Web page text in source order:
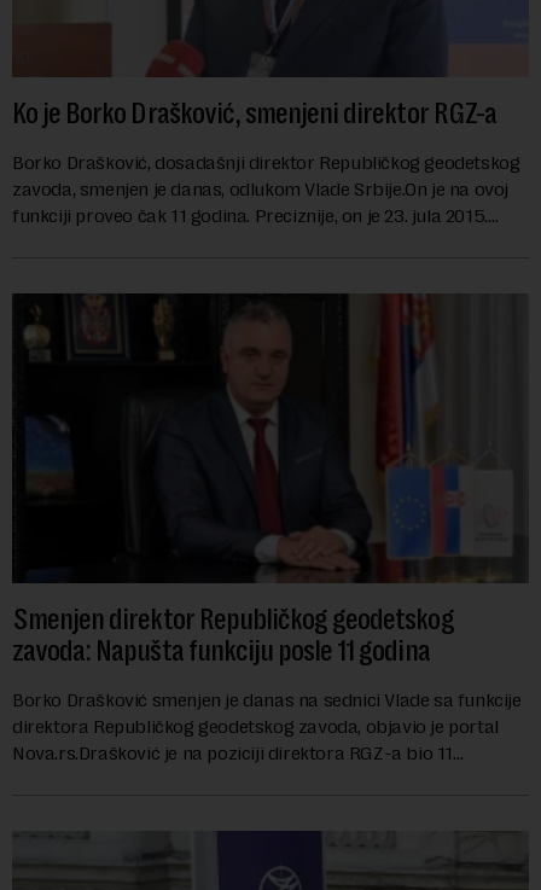
Ko je Borko Drašković, smenjeni direktor RGZ-a
Borko Drašković, dosadašnji direktor Republičkog geodetskog
zavoda, smenjen je danas, odlukom Vlade Srbije.On je na ovoj
funkciji proveo čak 11 godina. Preciznije, on je 23. jula 2015.
Smenjen direktor Republičkog geodetskog
zavoda: Napušta funkciju posle 11 godina
Borko Drašković smenjen je danas na sednici Vlade sa funkcije
direktora Republičkog geodetskog zavoda, objavio je portal
Nova.rs.Drašković je na poziciji direktora RGZ-a bio 11